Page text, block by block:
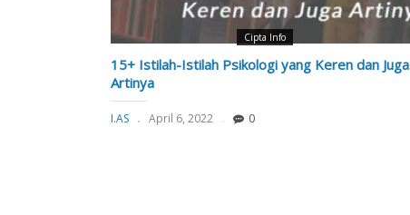
Cipta Info
15+ Istilah-Istilah Psikologi yang Keren dan Juga
Artinya
I.AS April 6, 2022 0